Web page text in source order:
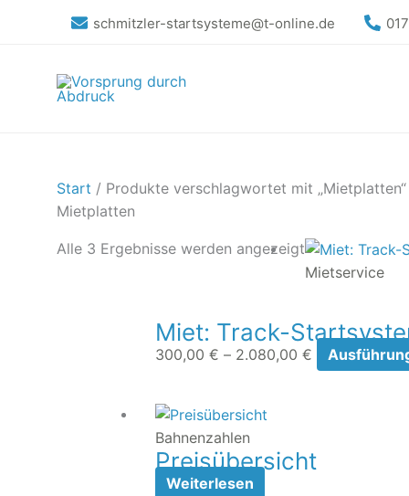
schmitzler-startsysteme@t-online.de
Start / Produkte verschlagwortet mit „Mietplatten“
Mietplatten
Alle 3 Ergebnisse werden angezeigt
Mietservice
Miet: Track-
300,00 € – 2.080,00 €
Preisspanne:
300,00 €
Bahnenzahlen
Preisübersicht
Weiterlesen